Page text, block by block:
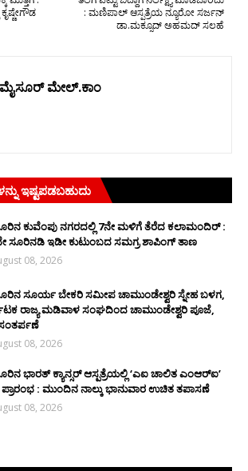
: ಮಣಿಪಾಲ್ ಆಸ್ಪತ್ರೆಯ ನ್ಯೂರೋ ಸರ್ಜನ್
ಡಾ.ಮಕ್ಸೂದ್ ಅಹಮದ್ ಸಲಹೆ
ಮೈಸೂರ್ ಮೇಲ್.ಕಾಂ
ಇಷ್ಟಪಡಬಹುದು
ಕುವೆಂಪು ನಗರದಲ್ಲಿ 7ನೇ ಮಳಿಗೆ ತೆರೆದ ಕಲಾಮಂದಿರ್ :
ಸೂರಿನಡಿ ಇಡೀ ಕುಟುಂಬದ ಸಮಗ್ರ ಶಾಪಿಂಗ್ ತಾಣ
08, 2026
ಸೂರ್ಯ ಬೇಕರಿ ಸಮೀಪ ಚಾಮುಂಡೇಶ್ವರಿ ಸ್ನೇಹ ಬಳಗ,
ರಾಜ್ಯ ಮಡಿವಾಳ ಸಂಘದಿಂದ ಚಾಮುಂಡೇಶ್ವರಿ ಪೂಜೆ,
08, 2026
ಭಾರತ್ ಕ್ಯಾನ್ಸರ್ ಆಸ್ಪತ್ರೆಯಲ್ಲಿ ‘ಎಐ ಚಾಲಿತ ಎಂಆರ್‌ಐ’
: ಮುಂದಿನ ನಾಲ್ಕು ಭಾನುವಾರ ಉಚಿತ ತಪಾಸಣೆ
08, 2026